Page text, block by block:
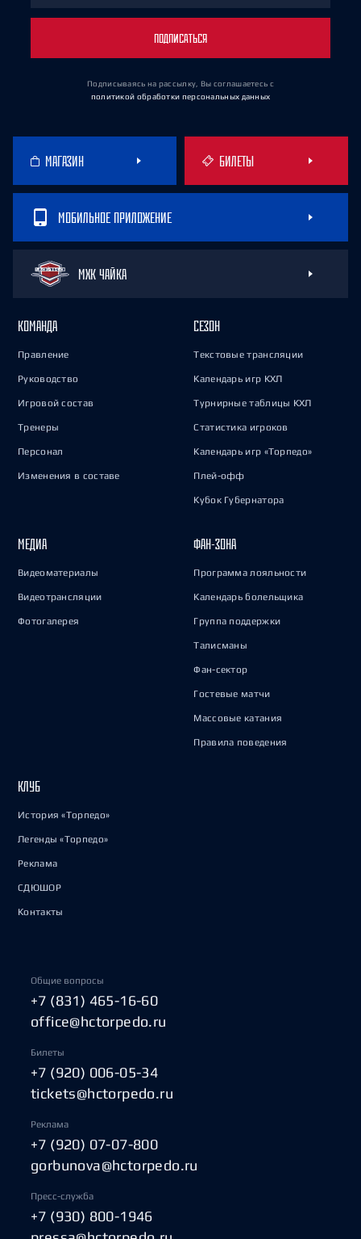
ПОДПИСАТЬСЯ
Подписываясь на рассылку, Вы соглашаетесь с
политикой обработки персональных данных
МАГАЗИН БИЛЕТЫ
МОБИЛЬНОЕ ПРИЛОЖЕНИЕ
МХК ЧАЙКА
КОМАНДА
Правление
Руководство
Игровой состав
Тренеры
Персонал
Изменения в составе
СЕЗОН
Текстовые трансляции
Календарь игр КХЛ
Турнирные таблицы КХЛ
Статистика игроков
Календарь игр «Торпедо»
Плей-офф
Кубок Губернатора
МЕДИА
Видеоматериалы
Видеотрансляции
Фотогалерея
ФАН-ЗОНА
Программа лояльности
Календарь болельщика
Группа поддержки
Талисманы
Фан-сектор
Гостевые матчи
Массовые катания
Правила поведения
КЛУБ
История «Торпедо»
Легенды «Торпедо»
Реклама
СДЮШОР
Контакты
Общие вопросы
+7 (831) 465-16-60
office@hctorpedo.ru
Билеты
+7 (920) 006-05-34
tickets@hctorpedo.ru
Реклама
+7 (920) 07-07-800
gorbunova@hctorpedo.ru
Пресс-служба
+7 (930) 800-1946